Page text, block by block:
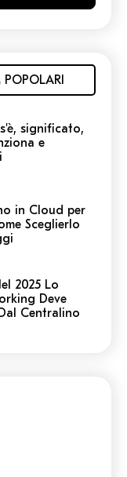
POPOLARI
significato,
e
in Cloud per
Sceglierlo
2025 Lo
Deve
Centralino